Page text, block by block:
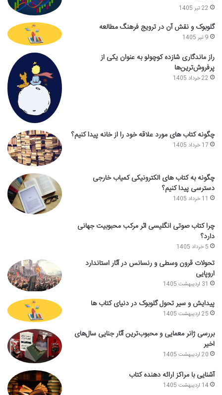
22 تیر 1405
گلوبوک و نقش آن در ترویج فرهنگ مطالعه
9 تیر 1405
راز ماندگاری شازده کوچولو به عنوان یکی از
پرفروش‌ترین‌ها
22 خرداد 1405
چگونه کتاب های مورد علاقه خود را از خانه پیدا کنیم؟
17 خرداد 1405
چگونه به کتاب های الکترونیکی کمیاب خارجی
دسترسی پیدا کنیم؟
11 خرداد 1405
چرا کتاب صوتی انگلیسی اثر مرکب محبوبیت جهانی
دارد؟
5 خرداد 1405
تحولات قرون وسطی و رنسانس در آثار استاندارد
اروپایی
31 اردیبهشت 1405
پیدایش و سیر تحول گلوبوک در دنیای کتاب ها
25 اردیبهشت 1405
بررسی ژانر معمایی و محبوب‌ترین آثار جنایی سال‌های
اخیر
20 اردیبهشت 1405
آشنایی با مراکز ارائه دهنده کتاب
14 اردیبهشت 1405